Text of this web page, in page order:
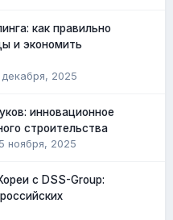
как правильно
и экономить
декабря, 2025
инновационное
строительства
ноября, 2025
с DSS-Group: